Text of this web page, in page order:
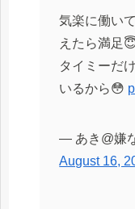
気楽に働い
えたら満足
タイミーだ
いるから😳
— あき@嫌
August 16,